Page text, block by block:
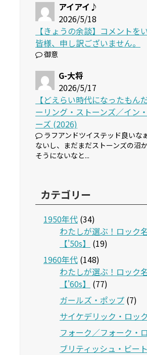
アイアイ♪
2026/5/18
【きょうの余談】コメントを
皆様、申し訳ございません。
御意
G-大将
2026/5/17
【どえらい時代になったもん
ーリング・ストーンズ／イン
ーズ (2026)
ラフアンドツイステッド良いな
ないし、まだまだストーンズの沼
そうにないなと...
カテゴリー
1950年代 (34)
わたしが選ぶ！ロック
【'50s】
(19)
1960年代 (148)
わたしが選ぶ！ロック
【'60s】
(77)
ガールズ・ポップ (7)
サイケデリック・ロック
フォーク／フォーク・
ブリティッシュ・ビート